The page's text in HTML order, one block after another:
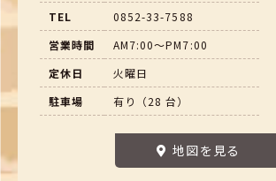
TEL
0852-33-7588
営業時間
AM7:00～PM7:00
定休日
火曜日
駐車場
有り（28 台）
地図を見る